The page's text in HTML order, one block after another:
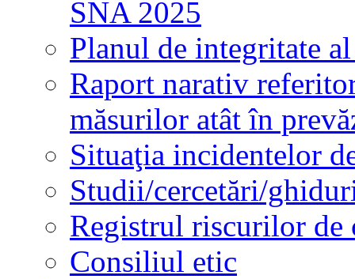
SNA 2025
Planul de integritate
Raport narativ
măsurilor atât în
Situaţia incidentelor
Studii/cercetări/
Registrul riscurilor de
Consiliul etic